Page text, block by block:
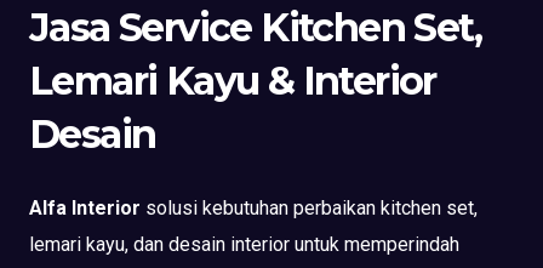
Jasa Service Kitchen Set,
Lemari Kayu & Interior
Desain
Alfa Interior solusi kebutuhan perbaikan kitchen set,
lemari kayu, dan desain interior untuk memperindah